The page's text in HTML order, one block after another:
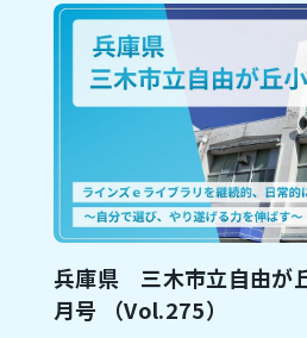
兵庫県 三木市⽴自由が
⽉号 （Vol.275）